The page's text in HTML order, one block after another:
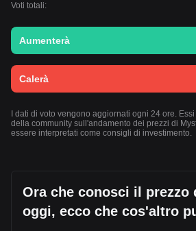
Voti totali:
Aumenterà
Calerà
I dati di voto vengono aggiornati ogni 24 ore.
della community sull'andamento dei prezzi di
essere interpretati come consigli di investimento.
Ora che conosci il prezzo
oggi, ecco che cos'altro